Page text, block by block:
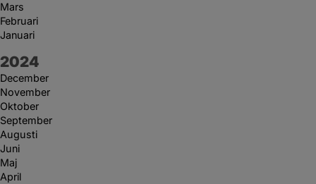
Mars
Februari
Januari
År:
2024
December
November
Oktober
September
Augusti
Juni
Maj
April